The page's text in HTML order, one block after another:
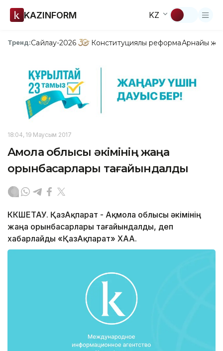
KAZINFORM KZ
Тренд:Сайлау-2026 Конституциялық реформаАрнайы
18:04, 19 Маусым 2017
Ақмола облысы әкімінің жаңа
орынбасарлары тағайындалды
КӨКШЕТАУ. ҚазАқпарат - Ақмола облысы әкімінің
жаңа орынбасарлары тағайындалды, деп
хабарлайды «ҚазАқпарат» ХАА.